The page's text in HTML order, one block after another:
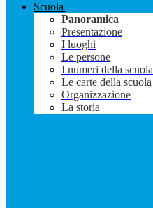
Scuola
Panoramica
Presentazione
I luoghi
Le persone
I numeri della scuola
Le carte della scuola
Organizzazione
La storia